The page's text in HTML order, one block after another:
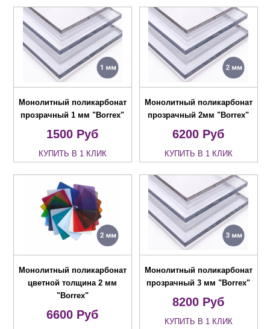
Монолитный поликарбонат
прозрачный 1 мм "Borrex"
1500 Руб
КУПИТЬ В 1 КЛИК
Монолитный поликарбонат
прозрачный 2мм "Borrex"
6200 Руб
КУПИТЬ В 1 КЛИК
Монолитный поликарбонат
цветной толщина 2 мм
"Borrex"
6600 Руб
Монолитный поликарбонат
прозрачный 3 мм "Borrex"
8200 Руб
КУПИТЬ В 1 КЛИК